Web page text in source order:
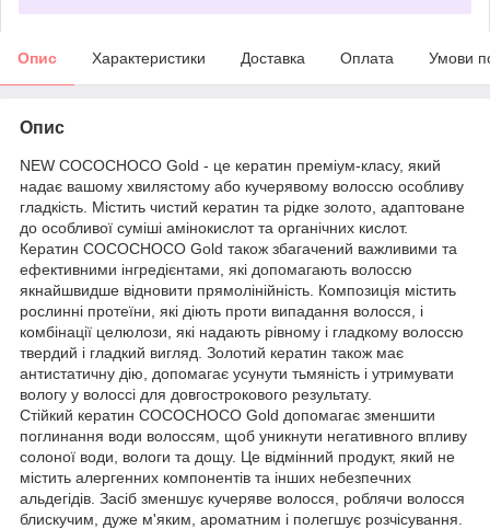
Опис Характеристики Доставка Оплата Умови
Опис
NEW COCOCHOCO Gold - це кератин преміум-класу, який
надає вашому хвилястому або кучерявому волоссю особливу
гладкість. Містить чистий кератин та рідке золото, адаптоване
до особливої суміші амінокислот та органічних кислот.
Кератин COCOCHOCO Gold також збагачений важливими та
ефективними інгредієнтами, які допомагають волоссю
якнайшвидше відновити прямолінійність. Композиція містить
рослинні протеїни, які діють проти випадання волосся, і
комбінації целюлози, які надають рівному і гладкому волоссю
твердий і гладкий вигляд. Золотий кератин також має
антистатичну дію, допомагає усунути тьмяність і утримувати
вологу у волоссі для довгострокового результату.
Стійкий кератин COCOCHOCO Gold допомагає зменшити
поглинання води волоссям, щоб уникнути негативного впливу
солоної води, вологи та дощу. Це відмінний продукт, який не
містить алергенних компонентів та інших небезпечних
альдегідів. Засіб зменшує кучеряве волосся, роблячи волосся
блискучим, дуже м'яким, ароматним і полегшує розчісування.